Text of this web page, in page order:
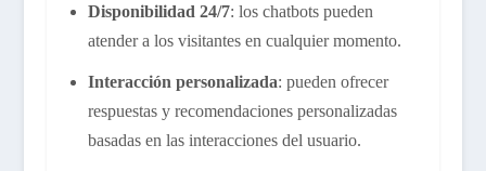
Disponibilidad 24/7: los chatbots pueden
atender a los visitantes en cualquier momento.
Interacción personalizada: pueden ofrecer
respuestas y recomendaciones personalizadas
basadas en las interacciones del usuario.